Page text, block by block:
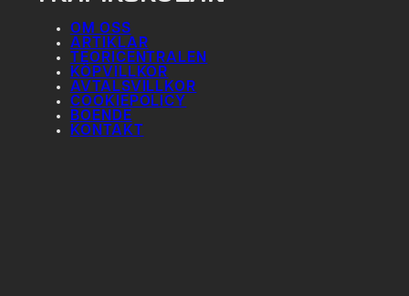
OM OSS
ARTIKLAR
TEORICENTRALEN
KÖPVILLKOR
AVTALSVILLKOR
COOKIEPOLICY
BOENDE
KONTAKT